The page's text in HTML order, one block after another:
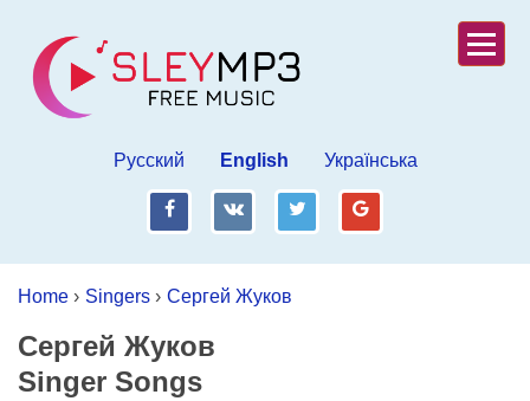
Русский English Українська
fb vk tw gp
Home › Singers › Сергей Жуков
Сергей Жуков
Singer Songs